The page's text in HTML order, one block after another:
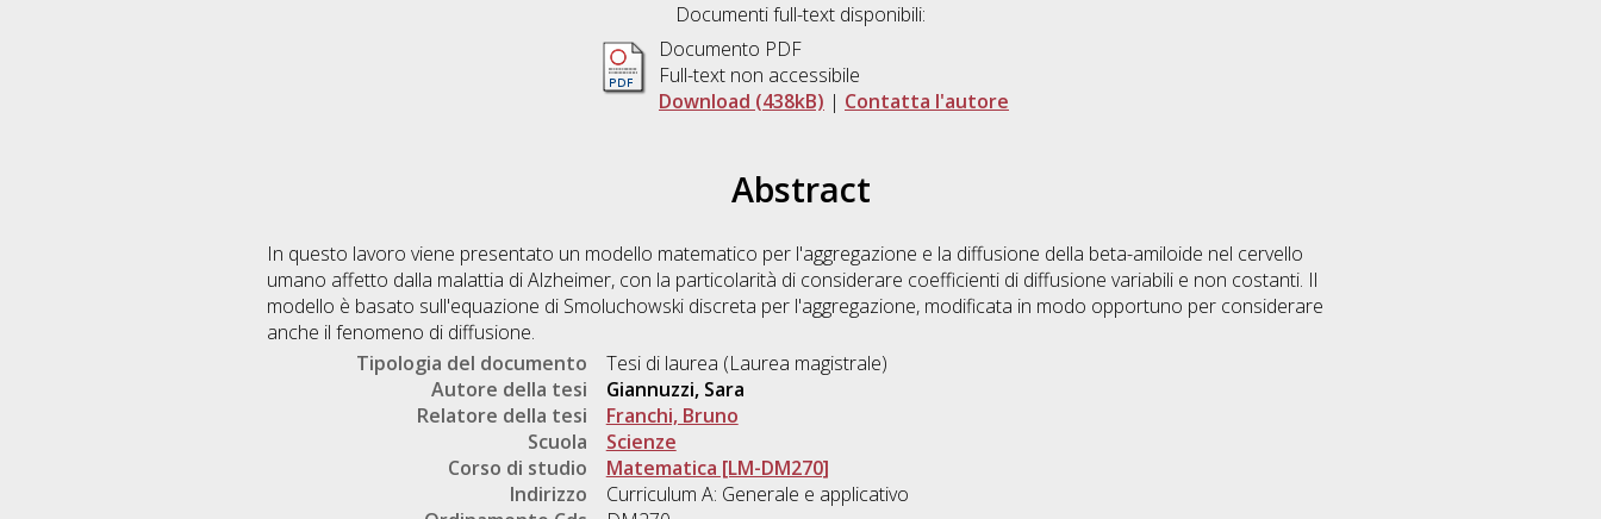
Documenti full-text disponibili:
Documento PDF
Full-text non accessibile
Download (438kB) | Contatta l'autore
Abstract
In questo lavoro viene presentato un modello matematico per l'aggregazione e la diffusione della beta-amiloide nel cervello
umano affetto dalla malattia di Alzheimer, con la particolarità di considerare coefficienti di diffusione variabili e non costanti. Il
modello è basato sull'equazione di Smoluchowski discreta per l'aggregazione, modificata in modo opportuno per considerare
anche il fenomeno di diffusione.
Tipologia del documento
Tesi di laurea (Laurea magistrale)
Autore della tesi
Giannuzzi, Sara
Relatore della tesi
Franchi, Bruno
Scuola
Scienze
Corso di studio
Matematica [LM-DM270]
Indirizzo
Curriculum A: Generale e applicativo